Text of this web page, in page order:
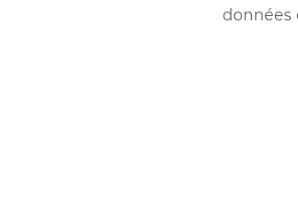
données